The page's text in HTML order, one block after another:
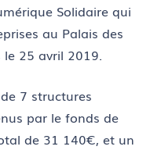
Solidaire qui
au Palais des
le 25 avril 2019.
7 structures
par le fonds de
de 31 140€, et un